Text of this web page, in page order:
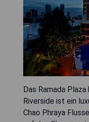
Das Ramada
Riverside ist ein
Chao Phraya